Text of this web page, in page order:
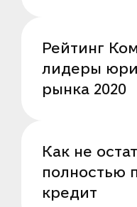
Рейтинг
лидеры
рынка 2020
Как не
полностью
кредит